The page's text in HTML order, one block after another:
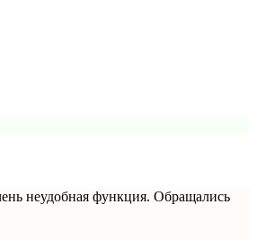
неудобная функция. Обращались